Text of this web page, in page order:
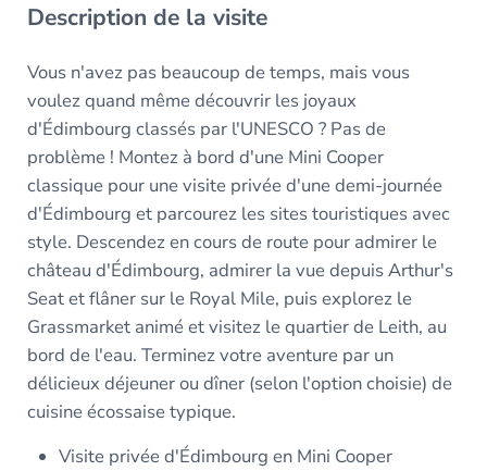
Description de la visite
Vous n'avez pas beaucoup de temps, mais vous
voulez quand même découvrir les joyaux
d'Édimbourg classés par l'UNESCO ? Pas de
problème ! Montez à bord d'une Mini Cooper
classique pour une visite privée d'une demi-journée
d'Édimbourg et parcourez les sites touristiques avec
style. Descendez en cours de route pour admirer le
château d'Édimbourg, admirer la vue depuis Arthur's
Seat et flâner sur le Royal Mile, puis explorez le
Grassmarket animé et visitez le quartier de Leith, au
bord de l'eau. Terminez votre aventure par un
délicieux déjeuner ou dîner (selon l'option choisie) de
cuisine écossaise typique.
Visite privée d'Édimbourg en Mini Cooper